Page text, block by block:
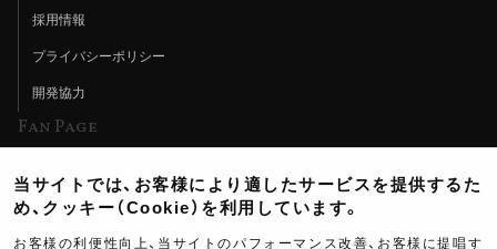
採用情報
プライバシーポリシー
開発協力
Fan Page
ヨシムラTV
イベント情報
当サイトでは、お客様により適したサービスを提供するた
め、クッキー（Cookie）を利用しています。
お客様の利便性向上、当サイトのパフォーマンス改善、お客様に提唱す